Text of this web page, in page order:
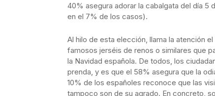
40% asegura adorar la cabalgata del día 5
en el 7% de los casos).
Al hilo de esta elección, llama la atención
famosos jerséis de renos o similares que
la Navidad española. De todos, los
prenda, y es que el 58% asegura que la
10% de los españoles reconoce que las
tampoco son de su agrado. En concreto,